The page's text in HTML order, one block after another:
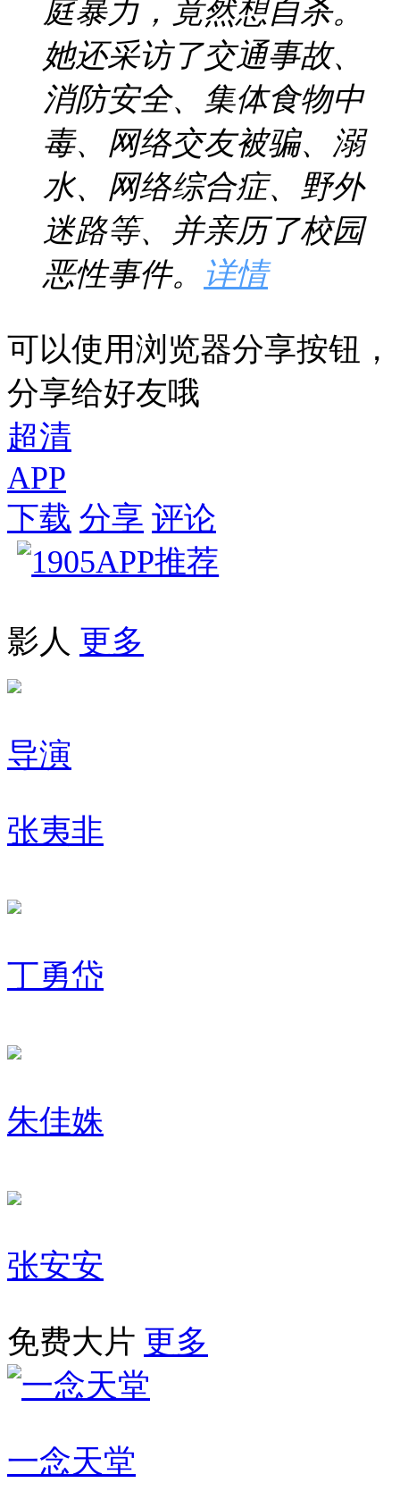
庭暴力，竟然想自杀。
她还采访了交通事故、
消防安全、集体食物中
毒、网络交友被骗、溺
水、网络综合症、野外
迷路等、并亲历了校园
恶性事件。 详情
可以使用浏览器分享按钮，
分享给好友哦
超清
APP
下载 分享 评论
影人 更多
导演
张夷非
丁勇岱
朱佳姝
张安安
免费大片 更多
一念天堂